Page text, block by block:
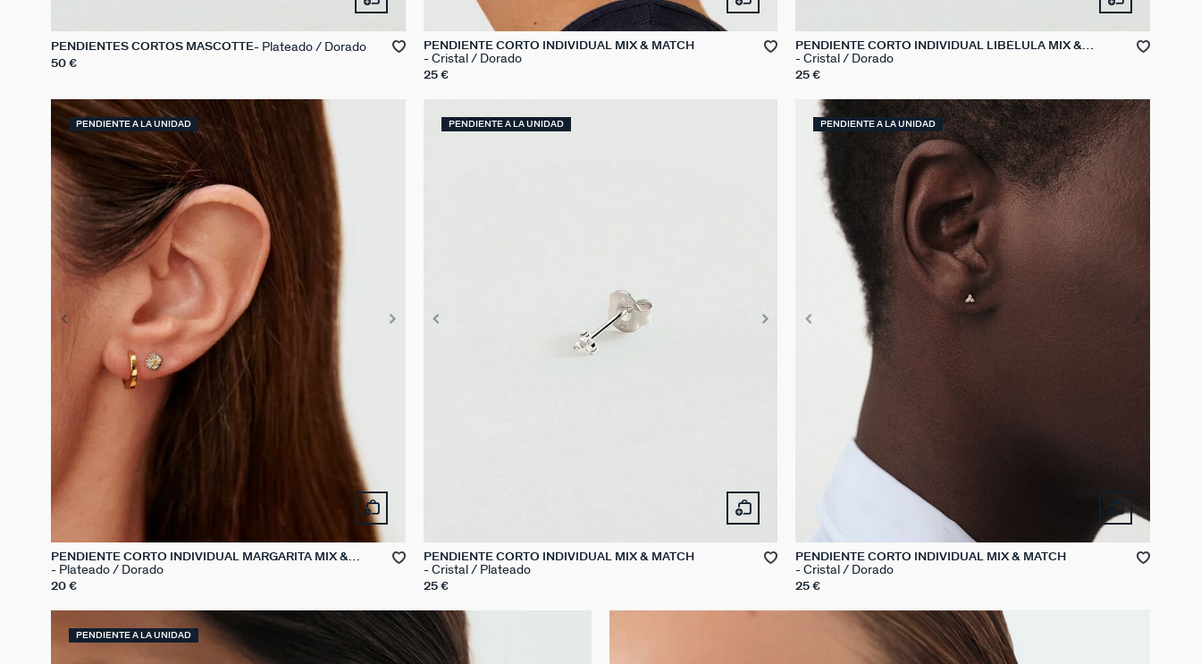
PENDIENTES CORTOS MASCOTTE Plateado / Dorado
50 €
PENDIENTE CORTO INDIVIDUAL MIX & MATCH
Cristal / Dorado
25 €
PENDIENTE CORTO INDIVIDUAL LIBÉLULA MIX &
MATCH
Cristal / Dorado
25 €
PENDIENTE A LA UNIDAD
PENDIENTE CORTO INDIVIDUAL MARGARITA MIX &
MATCH
Plateado / Dorado
20 €
PENDIENTE A LA UNIDAD
PENDIENTE CORTO INDIVIDUAL MIX & MATCH
Cristal / Plateado
25 €
PENDIENTE A LA UNIDAD
PENDIENTE CORTO INDIVIDUAL MIX & MATCH
Cristal / Dorado
25 €
PENDIENTE A LA UNIDAD